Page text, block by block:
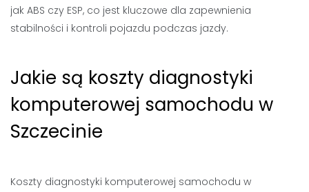
jak ABS czy ESP, co jest kluczowe dla zapewnienia
stabilności i kontroli pojazdu podczas jazdy.
Jakie są koszty diagnostyki
komputerowej samochodu w
Szczecinie
Koszty diagnostyki komputerowej samochodu w